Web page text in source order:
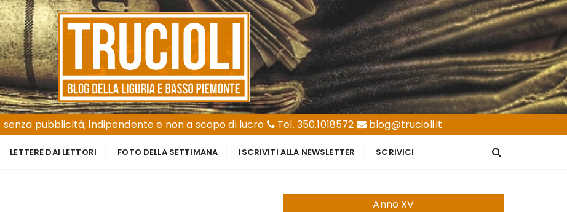
pubblicità, indipendente e non a scopo di lucro
Tel. 350.1018572 blog@trucioli.it
LETTERE DAI LETTORI FOTO DELLA SETTIMANA ISCRIVITI ALLA NEWSLETTER SCRIVICI
Anno XV